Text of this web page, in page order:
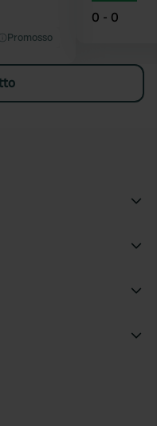
Promosso
0 - 0